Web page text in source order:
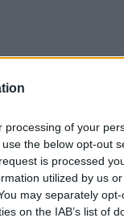
processing of your
the below opt-out
is processed
utilized by us
may separately
on the IAB’s list of